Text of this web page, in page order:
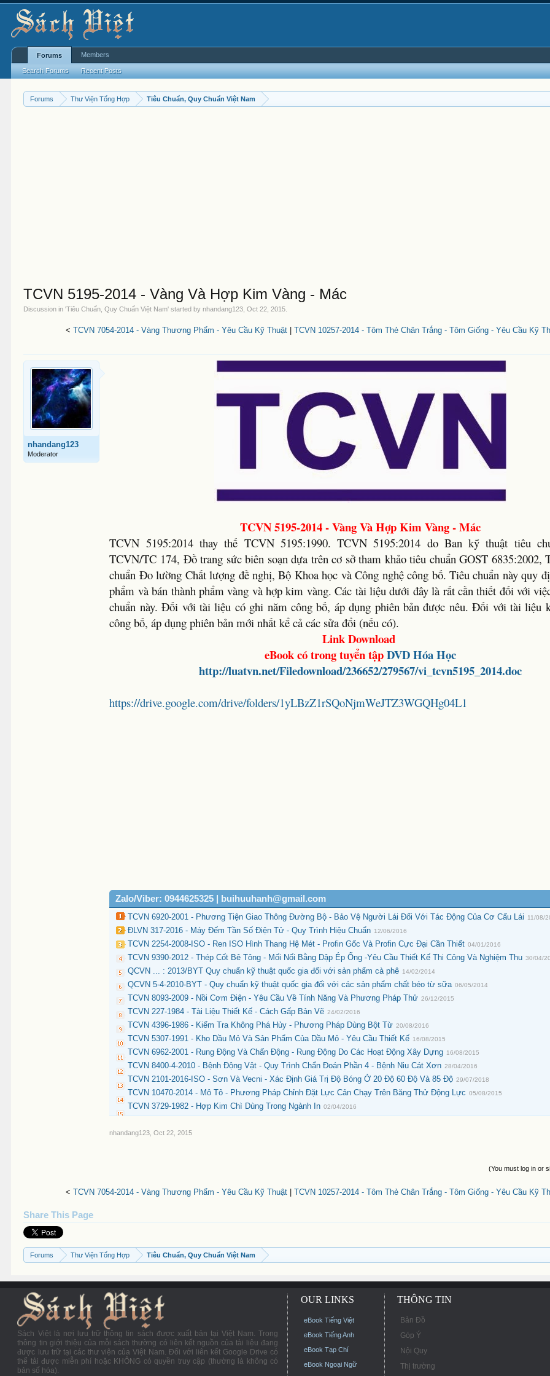
Forums Thư Viện Tổng Hợp Tiêu Chuẩn, Quy Chuẩn Việt Nam
TCVN 5195-2014 - Vàng Và Hợp Kim Vàng - Mác
Discussion in 'Tiêu Chuẩn, Quy Chuẩn Việt Nam' started bynhandang123 ,Oct 22, 2015
< TCVN 7054-2014 - Vàng Thương Phẩm - Yêu Cầu Kỹ Thuật TCVN 10257-2014 - Tôm Thẻ Chân Trắng - Tôm Giống - Yêu Cầu Kỹ
nhandang123
Moderator
TCVN 5195-2014 - Vàng Và Hợp Kim Vàng - Mác
TCVN 5195:2014 thay thế TCVN 5195:1990. TCVN 5195:2014 do Ban kỹ thuật tiêu
TCVN/TC 174, Đồ trang sức biên soạn dựa trên cơ sở tham khảo tiêu chuẩn GOST 6835:2002,
chuẩn Đo lường Chất lượng đề nghị, Bộ Khoa học và Công nghệ công bố. Tiêu chuẩn này quy
phẩm và bán thành phẩm vàng và hợp kim vàng. Các tài liệu dưới đây là rất cần thiết đối với
chuẩn này. Đối với tài liệu có ghi năm công bố, áp dụng phiên bản được nêu. Đối với tài liệu
công bố, áp dụng phiên bản mới nhất kể cả các sửa đổi (nếu có).
Link Download
eBook có trong tuyển tậpDVD Hóa Học
http://luatvn.net/Filedownload/236652/279567/vi_tcvn5195_2014.doc
https://drive.google.com/drive/folders/1yLBzZ1rSQoNjmWeJTZ3WGQHg04L1
Zalo/Viber: 0944625325 | buihuuhanh@gmail.com
TCVN 6920-2001 - Phương Tiện Giao Thông Đường Bộ - Bảo Vệ Người Lái Đối Với Tác Động Của Cơ Cấu Lái 11/08/
ĐLVN 317-2016 - Máy Đếm Tần Số Điện Tử - Quy Trình Hiệu Chuẩn 12/06/2016
TCVN 2254-2008-ISO - Ren ISO Hình Thang Hệ Mét - Profin Gốc Và Profin Cực Đại Cần Thiết 04/01/2016
TCVN 9390-2012 - Thép Cốt Bê Tông - Mối Nối Bằng Dập Ép Ống -Yêu Cầu Thiết Kế Thi Công Và Nghiệm Thu 30/04/
QCVN ... : 2013/BYT Quy chuẩn kỹ thuật quốc gia đối với sản phẩm cà phê 14/02/2014
QCVN 5-4-2010-BYT - Quy chuẩn kỹ thuật quốc gia đối với các sản phẩm chất béo từ sữa 06/05/2014
TCVN 8093-2009 - Nồi Cơm Điện - Yêu Cầu Về Tính Năng Và Phương Pháp Thử 26/12/2015
TCVN 227-1984 - Tài Liệu Thiết Kế - Cách Gấp Bản Vẽ 24/02/2016
TCVN 4396-1986 - Kiểm Tra Không Phá Hủy - Phương Pháp Dùng Bột Từ 20/08/2016
TCVN 5307-1991 - Kho Dầu Mỏ Và Sản Phẩm Của Dầu Mỏ - Yêu Cầu Thiết Kế 16/08/2015
TCVN 6962-2001 - Rung Động Và Chấn Động - Rung Động Do Các Hoạt Động Xây Dựng 16/08/2015
TCVN 8400-4-2010 - Bệnh Động Vật - Quy Trình Chẩn Đoán Phần 4 - Bệnh Niu Cát Xơn 28/04/2016
TCVN 2101-2016-ISO - Sơn Và Vecni - Xác Định Giá Trị Độ Bóng Ở 20 Độ 60 Độ Và 85 Độ 29/07/2018
TCVN 10470-2014 - Mô Tô - Phương Pháp Chỉnh Đặt Lực Cản Chạy Trên Băng Thử Động Lực 05/08/2015
TCVN 3729-1982 - Hợp Kim Chì Dùng Trong Ngành In 02/04/2016
nhandang123 Oct 22, 2015
(You must log in or
< TCVN 7054-2014 - Vàng Thương Phẩm - Yêu Cầu Kỹ Thuật TCVN 10257-2014 - Tôm Thẻ Chân Trắng - Tôm Giống - Yêu Cầu Kỹ
Share This Page
Forums Thư Viện Tổng Hợp Tiêu Chuẩn, Quy Chuẩn Việt Nam
Forums
Search Forums Recent Posts
Members
Sách Việt là nơi lưu trữ thông tin sách được xuất bản tại Việt Nam. Trong
thông tin giới thiệu của mỗi sách thường có liên kết nguồn của tài liệu đang
được lưu trữ tại các thư viện của Việt Nam. Đối với liên kết Google Drive có
thể tải được miễn phí hoặc KHÔNG có quyền truy cập (thường là không có
bản số hóa).
OUR LINKS
eBook Tiếng Việt
eBook Tiếng Anh
eBook Tạp Chí
eBook Ngoại Ngữ
THÔNG TIN
Bản Đồ
Góp Ý
Nội Quy
Thị trường